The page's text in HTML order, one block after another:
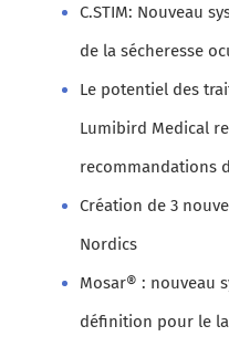
C.STIM: Nouveau
de la sécheresse
Le potentiel des
Lumibird Medical
recommandations
Création de 3
Nordics
Mosar® : nouveau
définition pour le